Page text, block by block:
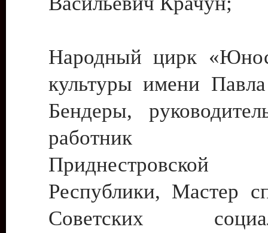
Народный цирк
культуры имени
Бендеры,
работник
Приднестровской
Республики, Мастер
Советских